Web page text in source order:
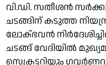
വി.ഡി. സതീശൻ
ചടങ്ങിന് കടുത്ത
ലോക്ഭവൻ
ചടങ്ങ് വേദിയില്‍
സെക്രട്ടറിയും